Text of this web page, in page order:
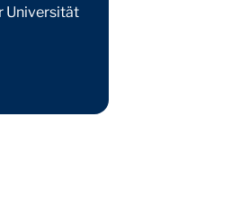
an der Universität
Universität